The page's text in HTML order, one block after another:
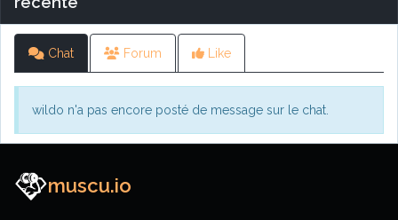
Chat Forum Like
wildo n'a pas encore posté de message sur le chat.
muscu.io